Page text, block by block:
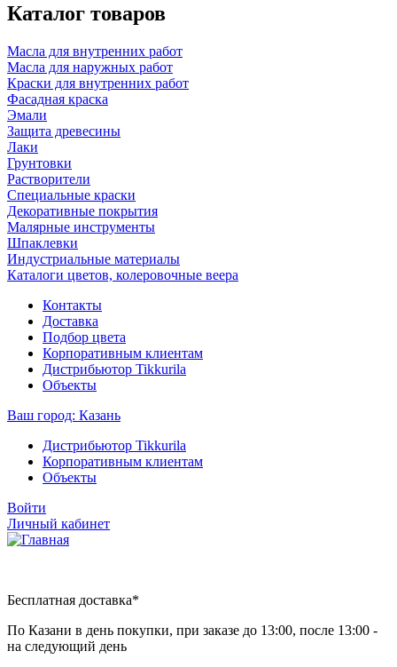
Каталог товаров
Масла для внутренних работ
Масла для наружных работ
Краски для внутренних работ
Фасадная краска
Эмали
Защита древесины
Лаки
Грунтовки
Растворители
Специальные краски
Декоративные покрытия
Малярные инструменты
Шпаклевки
Индустриальные материалы
Каталоги цветов, колеровочные веера
Контакты
Доставка
Подбор цвета
Корпоративным клиентам
Дистрибьютор Tikkurila
Объекты
Ваш город: Казань
Дистрибьютор Tikkurila
Корпоративным клиентам
Объекты
Войти
Личный кабинет
Бесплатная доставка*
По Казани в день покупки, при заказе до 13:00, после 13:00 -
на следующий день